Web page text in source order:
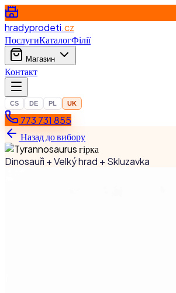
hradyprodeti.cz
ПослугиКаталогФілії
Магазин
Контакт
CS DE PL UK
773 731 855
Назад до вибору
Dinosauři + Velký hrad + Skluzavka